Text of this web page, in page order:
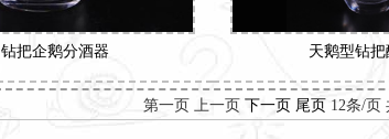
钻把企鹅分酒器 天鹅型钻把
第一页 上一页 下一页 尾页 12条/页